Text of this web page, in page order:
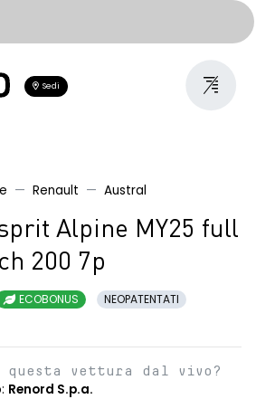
Sedi
Renault Austral
Alpine MY25 full
200 7p
ECOBONUS
NEOPATENTATI
questa vettura dal vivo?
Renord S.p.a.